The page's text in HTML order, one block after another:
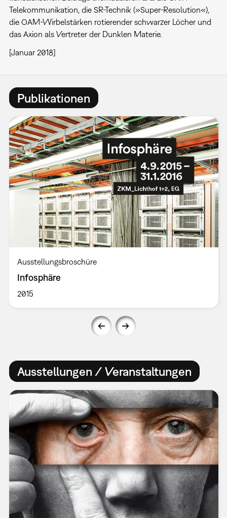
Telekommunikation, die SR-Technik (»Super-Resolution«),
die OAM-Wirbelstärken rotierender schwarzer Löcher und
das Axion als Vertreter der Dunklen Materie.
[Januar 2018]
Publikationen
Ausstellungsbroschüre
Infosphäre
2015
Ausstellungen / Veranstaltungen